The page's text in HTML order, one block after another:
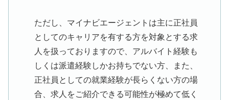
ただし、マイナビエージェントは主に正社員
としてのキャリアを有する方を対象とする求
人を扱っておりますので、アルバイト経験も
しくは派遣経験しかお持ちでない方、また、
正社員としての就業経験が長らくない方の場
合、求人をご紹介できる可能性が極めて低く